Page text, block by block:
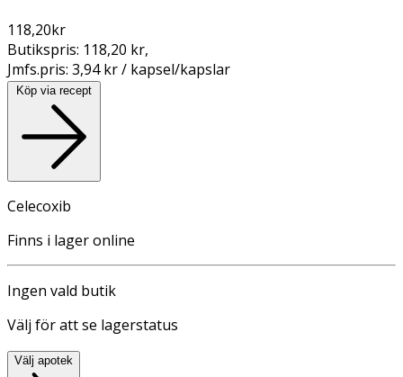
118,20kr
Butikspris: 118,20 kr,
Jmfs.pris: 3,94 kr / kapsel/kapslar
Köp via recept
Celecoxib
Finns i lager online
Ingen vald butik
Välj för att se lagerstatus
Välj apotek